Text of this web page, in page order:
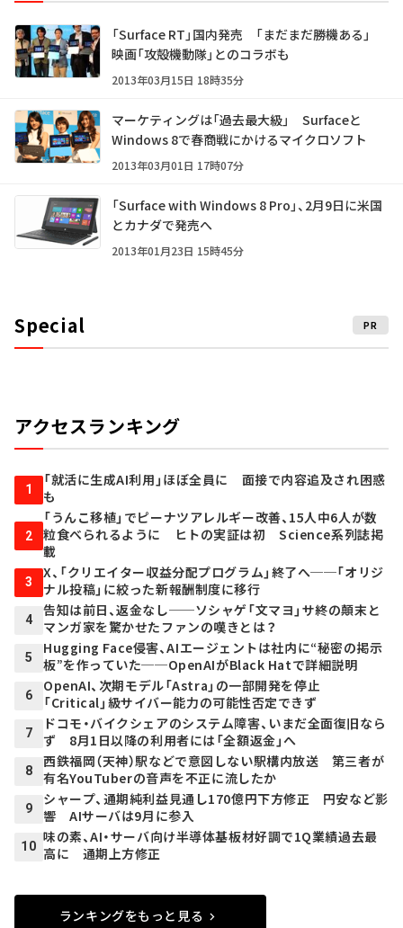
「Surface RT」国内発売 「まだまだ勝機ある」
映画「攻殻機動隊」とのコラボも
2013年03月15日 18時35分
マーケティングは「過去最大級」 Surfaceと
Windows 8で春商戦にかけるマイクロソフト
2013年03月01日 17時07分
「Surface with Windows 8 Pro」、2月9日に米国
とカナダで発売へ
2013年01月23日 15時45分
Special PR
アクセスランキング
1
「就活に生成AI利用」ほぼ全員に 面接で内容追及され困惑
も
2
「うんこ移植」でピーナツアレルギー改善、15人中6人が数
粒食べられるように ヒトの実証は初 Science系列誌掲
載
3
X、「クリエイター収益分配プログラム」終了へ──「オリジ
ナル投稿」に絞った新報酬制度に移行
4
告知は前日、返金なし──ソシャゲ「文マヨ」サ終の顛末と
マンガ家を驚かせたファンの嘆きとは？
5
Hugging Face侵害、AIエージェントは社内に“秘密の掲示
板”を作っていた──OpenAIがBlack Hatで詳細説明
6
OpenAI、次期モデル「Astra」の一部開発を停止
「Critical」級サイバー能力の可能性否定できず
7
ドコモ・バイクシェアのシステム障害、いまだ全面復旧なら
ず 8月1日以降の利用者には「全額返金」へ
8
西鉄福岡（天神）駅などで意図しない駅構内放送 第三者が
有名YouTuberの音声を不正に流したか
9
シャープ、通期純利益見通し170億円下方修正 円安など影
響 AIサーバは9月に参入
10
味の素、AI・サーバ向け半導体基板材好調で1Q業績過去最
高に 通期上方修正
ランキングをもっと見る